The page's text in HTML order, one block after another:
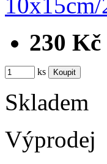
230 Kč
ks
Skladem
Výprodej